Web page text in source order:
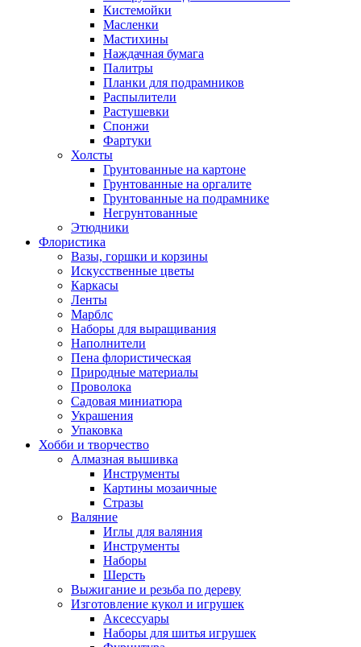
Кистемойки
Масленки
Мастихины
Наждачная бумага
Палитры
Планки для подрамников
Распылители
Растушевки
Спонжи
Фартуки
Холсты
Грунтованные на картоне
Грунтованные на оргалите
Грунтованные на подрамнике
Негрунтованные
Этюдники
Флористика
Вазы, горшки и корзины
Искусственные цветы
Каркасы
Ленты
Марблс
Наборы для выращивания
Наполнители
Пена флористическая
Природные материалы
Проволока
Садовая миниатюра
Украшения
Упаковка
Хобби и творчество
Алмазная вышивка
Инструменты
Картины мозаичные
Стразы
Валяние
Иглы для валяния
Инструменты
Наборы
Шерсть
Выжигание и резьба по дереву
Изготовление кукол и игрушек
Аксессуары
Наборы для шитья игрушек